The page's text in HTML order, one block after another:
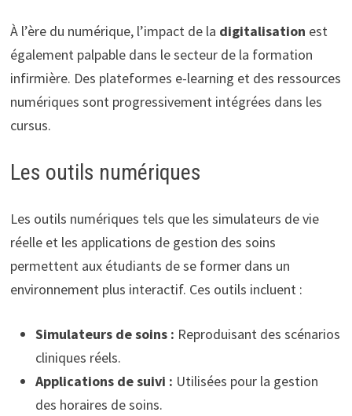
À l’ère du numérique, l’impact de la digitalisation est
également palpable dans le secteur de la formation
infirmière. Des plateformes e-learning et des ressources
numériques sont progressivement intégrées dans les
cursus.
Les outils numériques
Les outils numériques tels que les simulateurs de vie
réelle et les applications de gestion des soins
permettent aux étudiants de se former dans un
environnement plus interactif. Ces outils incluent :
Simulateurs de soins : Reproduisant des scénarios
cliniques réels.
Applications de suivi : Utilisées pour la gestion
des horaires de soins.